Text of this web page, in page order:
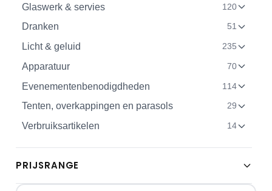
Glaswerk & servies 120
Dranken 51
Licht & geluid 235
Apparatuur 70
Evenementenbenodigdheden 114
Tenten, overkappingen en parasols 29
Verbruiksartikelen 14
PRIJSRANGE